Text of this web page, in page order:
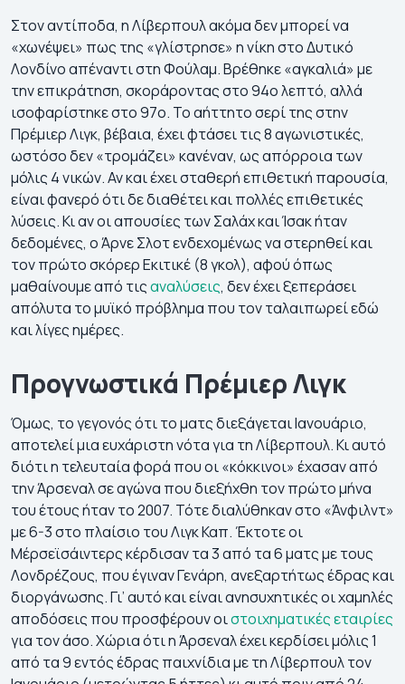
Στον αντίποδα, η Λίβερπουλ ακόμα δεν μπορεί να
«χωνέψει» πως της «γλίστρησε» η νίκη στο Δυτικό
Λονδίνο απέναντι στη Φούλαμ. Βρέθηκε «αγκαλιά» με
την επικράτηση, σκοράροντας στο 94ο λεπτό, αλλά
ισοφαρίστηκε στο 97ο. Το αήττητο σερί της στην
Πρέμιερ Λιγκ, βέβαια, έχει φτάσει τις 8 αγωνιστικές,
ωστόσο δεν «τρομάζει» κανέναν, ως απόρροια των
μόλις 4 νικών. Αν και έχει σταθερή επιθετική παρουσία,
είναι φανερό ότι δε διαθέτει και πολλές επιθετικές
λύσεις. Κι αν οι απουσίες των Σαλάχ και Ίσακ ήταν
δεδομένες, ο Άρνε Σλοτ ενδεχομένως να στερηθεί και
τον πρώτο σκόρερ Εκιτικέ (8 γκολ), αφού όπως
μαθαίνουμε από τιςαναλύσεις, δεν έχει ξεπεράσει
απόλυτα το μυϊκό πρόβλημα που τον ταλαιπωρεί εδώ
και λίγες ημέρες.
Προγνωστικά Πρέμιερ Λιγκ
Όμως, το γεγονός ότι το ματς διεξάγεται Ιανουάριο,
αποτελεί μια ευχάριστη νότα για τη Λίβερπουλ. Κι αυτό
διότι η τελευταία φορά που οι «κόκκινοι» έχασαν από
την Άρσεναλ σε αγώνα που διεξήχθη τον πρώτο μήνα
του έτους ήταν το 2007. Τότε διαλύθηκαν στο «Άνφιλντ»
με 6-3 στο πλαίσιο του Λιγκ Καπ. Έκτοτε οι
Μέρσεϊσάιντερς κέρδισαν τα 3 από τα 6 ματς με τους
Λονδρέζους, που έγιναν Γενάρη, ανεξαρτήτως έδρας και
διοργάνωσης. Γι’ αυτό και είναι ανησυχητικές οι χαμηλές
αποδόσεις που προσφέρουν οιστοιχηματικές εταιρίες
για τον άσο. Χώρια ότι η Άρσεναλ έχει κερδίσει μόλις 1
από τα 9 εντός έδρας παιχνίδια με τη Λίβερπουλ τον